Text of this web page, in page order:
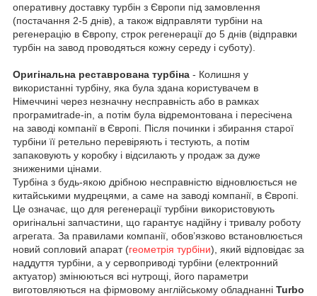
оперативну доставку турбін з Європи під замовлення
(постачання 2-5 днів), а також відправляти турбіни на
регенерацію в Європу, строк регенерації до 5 днів (відправки
турбін на завод проводяться кожну середу і суботу).
Оригінальна реставрована турбіна - Колишня у
використанні турбіну, яка була здана користувачем в
Німеччині через незначну несправність або в рамках
програмиtrade-in, а потім була відремонтована і пересічена
на заводі компанії в Європі. Після починки і збирання старої
турбіни її ретельно перевіряють і тестують, а потім
запаковують у коробку і відсилають у продаж за дуже
зниженими цінами.
Турбіна з будь-якою дрібною несправністю відновлюється не
китайськими мудрецями, а саме на заводі компанії, в Європі.
Це означає, що для регенерації турбіни використовують
оригінальні запчастини, що гарантує надійну і тривалу роботу
агрегата. За правилами компанії, обов’язково встановлюється
новий сопловий апарат (геометрія турбіни), який відповідає за
наддуття турбіни, а у сервоприводі турбіни (електронний
актуатор) змінюються всі нутрощі, його параметри
виготовляються на фірмовому англійському обладнанні Turbo